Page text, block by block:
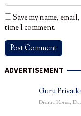
Save my name,
time I comment.
ADVERTISEMENT
Guru
Drama Korea,